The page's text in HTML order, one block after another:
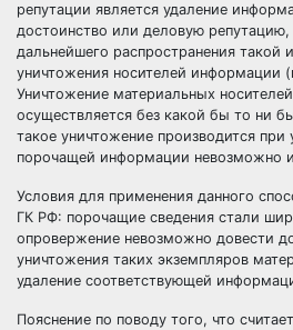
репутации является удаление
достоинство или деловую репутацию,
дальнейшего распространения такой
уничтожения носителей информации
Уничтожение материальных
осуществляется без какой бы то ни
такое уничтожение производится при
порочащей информации невозможно
Условия для применения данного
ГК РФ: порочащие сведения стали
опровержение невозможно довести
уничтожения таких экземпляров
удаление соответствующей
Пояснение по поводу того, что